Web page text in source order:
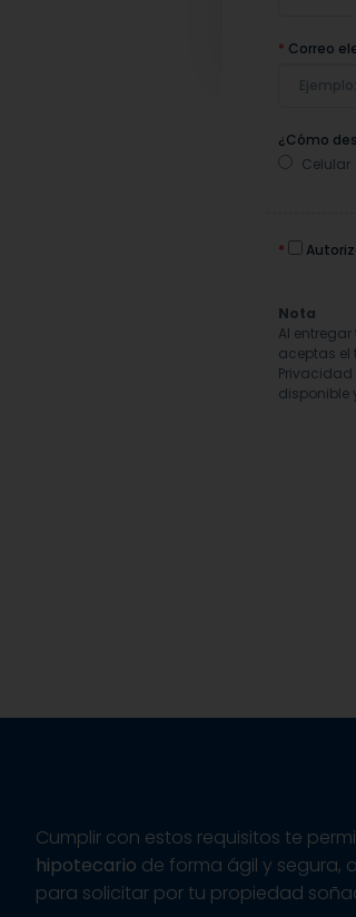
* Correo
¿Cómo
Celular
*
Nota
Al
aceptas el
Privacidad
disponible
Cumplir con estos requisitos te
hipotecario de forma ágil y segura,
para solicitar por tu propiedad